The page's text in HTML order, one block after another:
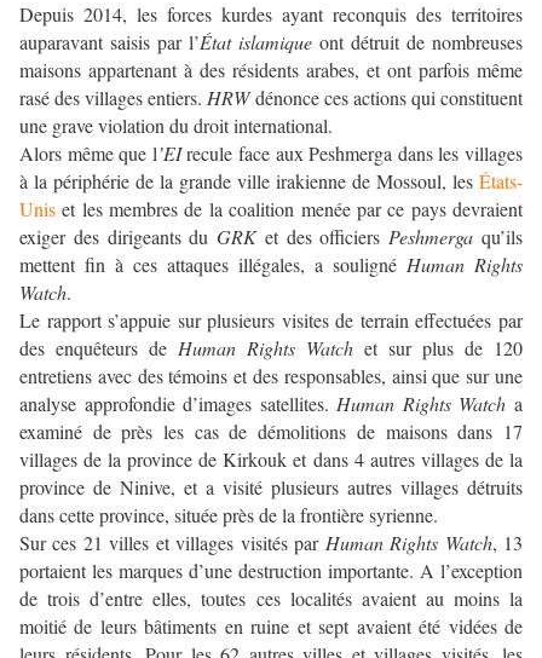
Depuis 2014, les forces kurdes ayant reconquis des territoires
auparavant saisis par l’État islamique ont détruit de nombreuses
maisons appartenant à des résidents arabes, et ont parfois même
rasé des villages entiers. HRWdénonce ces actions qui constituent
une grave violation du droit international.
Alors même que l’EIrecule face aux Peshmerga dans les villages
à la périphérie de la grande ville irakienne de Mossoul, les États-
Unis et les membres de la coalition menée par ce pays devraient
exiger des dirigeants duGRKet des officiers Peshmerga qu’ils
mettent fin à ces attaques illégales, a souligné Human Rights
Watch.
Le rapport s’appuie sur plusieurs visites de terrain effectuées par
des enquêteurs de Human Rights Watch et sur plus de 120
entretiens avec des témoins et des responsables, ainsi que sur une
analyse approfondie d’images satellites. Human Rights Watch a
examiné de près les cas de démolitions de maisons dans 17
villages de la province de Kirkouk et dans 4 autres villages de la
province de Ninive, et a visité plusieurs autres villages détruits
dans cette province, située près de la frontière syrienne.
Sur ces 21 villes et villages visités par Human Rights Watch, 13
portaient les marques d’une destruction importante. A l’exception
de trois d’entre elles, toutes ces localités avaient au moins la
moitié de leurs bâtiments en ruine et sept avaient été vidées de